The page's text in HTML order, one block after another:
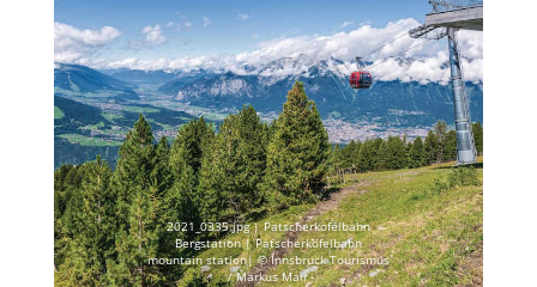
2021_0335.jpg | Patscherkofelbahn
Bergstation | Patscherkofelbahn
mountain station| © Innsbruck Tourismus
/ Markus Mair